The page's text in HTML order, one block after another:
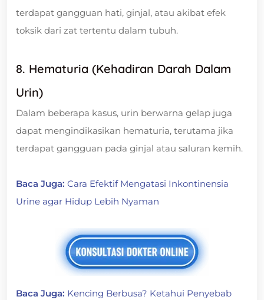
terdapat gangguan hati, ginjal, atau akibat efek
toksik dari zat tertentu dalam tubuh.
8. Hematuria (Kehadiran Darah Dalam
Urin)
Dalam beberapa kasus, urin berwarna gelap juga
dapat mengindikasikan hematuria, terutama jika
terdapat gangguan pada ginjal atau saluran kemih.
Baca Juga: Cara Efektif Mengatasi Inkontinensia
Urine agar Hidup Lebih Nyaman
Baca Juga: Kencing Berbusa? Ketahui Penyebab